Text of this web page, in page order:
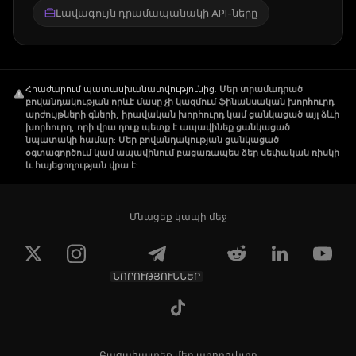
How Does NXM Work?
The NXM token can only be purchased on
the NXM platform. However, you can trade
on wrapped NXM (WNXM).
The Minimum Capital Requirement (MCR) for
the mutual for the payment of all present
Capital pool of the mutual has more funds,
and there’s a greater probability of paying all
the claims. Moreover, an increase in the
Capital pool increases the price of NXM held
Լավագույն դրամապանակի API-ները
Հրաժարում պատասխանատվությունից. Մեր տրամադրած
բովանդակության որևէ մասը չի կազմում ֆինանսական խորհուրդ
արժույթների գների, իրավական խորհուրդ կամ ցանկացած այլ ձևի
խորհուրդ, որի վրա դուք պետք է ապավինեք ցանկացած
նպատակի համար: Մեր բովանդակության ցանկացած
օգտագործում կամ ապավինում բացառապես ձեր սեփական ռիսկի
և հայեցողության վրա է:
Մնացեք կապի մեջ
ՆՈՐՈՒԹՅՈՒՆՆԵՐ